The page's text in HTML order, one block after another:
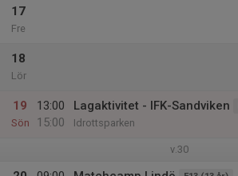
17
Fre
18
Lör
19
Sön
13:00
15:00
Lagaktivitet - IFK-Sandviken
Idrottsparken
v.30